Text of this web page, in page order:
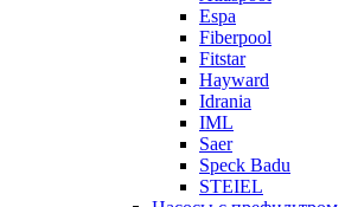
Espa
Fiberpool
Fitstar
Hayward
Idrania
IML
Saer
Speck Badu
STEIEL